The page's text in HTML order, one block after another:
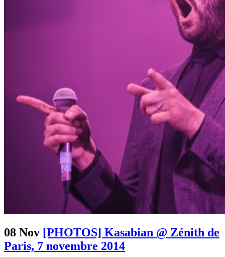
08 Nov [PHOTOS] Kasabian @ Zénith de
Paris, 7 novembre 2014